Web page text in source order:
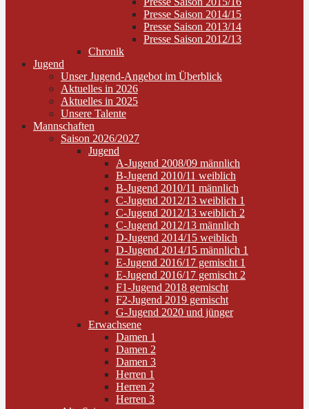
Presse Saison 2014/15
Presse Saison 2013/14
Presse Saison 2012/13
Chronik
Jugend
Unser Jugend-Angebot im Überblick
Aktuelles in 2026
Aktuelles in 2025
Unsere Talente
Mannschaften
Saison 2026/2027
Jugend
A-Jugend 2008/09 männlich
B-Jugend 2010/11 weiblich
B-Jugend 2010/11 männlich
C-Jugend 2012/13 weiblich 1
C-Jugend 2012/13 weiblich 2
C-Jugend 2012/13 männlich
D-Jugend 2014/15 weiblich
D-Jugend 2014/15 männlich 1
E-Jugend 2016/17 gemischt 1
E-Jugend 2016/17 gemischt 2
F1-Jugend 2018 gemischt
F2-Jugend 2019 gemischt
G-Jugend 2020 und jünger
Erwachsene
Damen 1
Damen 2
Damen 3
Herren 1
Herren 2
Herren 3